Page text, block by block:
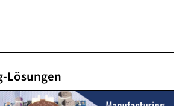
Lösungen